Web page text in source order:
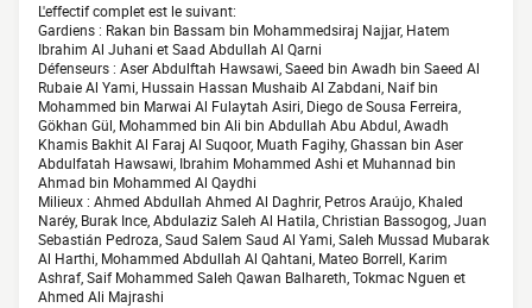
L'effectif complet est le suivant:
Gardiens : Rakan bin Bassam bin Mohammedsiraj Najjar, Hatem
Ibrahim Al Juhani et Saad Abdullah Al Qarni
Défenseurs : Aser Abdulftah Hawsawi, Saeed bin Awadh bin Saeed Al
Rubaie Al Yami, Hussain Hassan Mushaib Al Zabdani, Naif bin
Mohammed bin Marwai Al Fulaytah Asiri, Diego de Sousa Ferreira,
Gökhan Gül, Mohammed bin Ali bin Abdullah Abu Abdul, Awadh
Khamis Bakhit Al Faraj Al Suqoor, Muath Fagihy, Ghassan bin Aser
Abdulfatah Hawsawi, Ibrahim Mohammed Ashi et Muhannad bin
Ahmad bin Mohammed Al Qaydhi
Milieux : Ahmed Abdullah Ahmed Al Daghrir, Petros Araújo, Khaled
Naréy, Burak Ince, Abdulaziz Saleh Al Hatila, Christian Bassogog, Juan
Sebastián Pedroza, Saud Salem Saud Al Yami, Saleh Mussad Mubarak
Al Harthi, Mohammed Abdullah Al Qahtani, Mateo Borrell, Karim
Ashraf, Saif Mohammed Saleh Qawan Balhareth, Tokmac Nguen et
Ahmed Ali Majrashi